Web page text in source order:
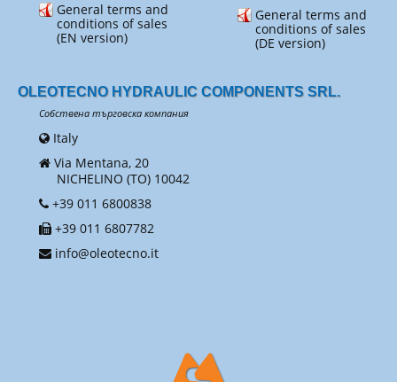
General terms and
conditions of sales
(EN version)
General terms and
conditions of sales
(DE version)
OLEOTECNO HYDRAULIC COMPONENTS SRL.
Собствена търговска компания
Italy
Via Mentana, 20
NICHELINO (TO) 10042
+39 011 6800838
+39 011 6807782
info@oleotecno.it